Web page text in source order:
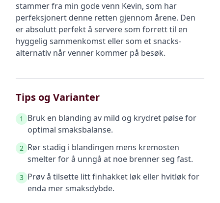
stammer fra min gode venn Kevin, som har
perfeksjonert denne retten gjennom årene. Den
er absolutt perfekt å servere som forrett til en
hyggelig sammenkomst eller som et snacks-
alternativ når venner kommer på besøk.
Tips og Varianter
1
Bruk en blanding av mild og krydret pølse for
optimal smaksbalanse.
2 Rør stadig i blandingen mens kremosten
smelter for å unngå at noe brenner seg fast.
3 Prøv å tilsette litt finhakket løk eller hvitløk for
enda mer smaksdybde.